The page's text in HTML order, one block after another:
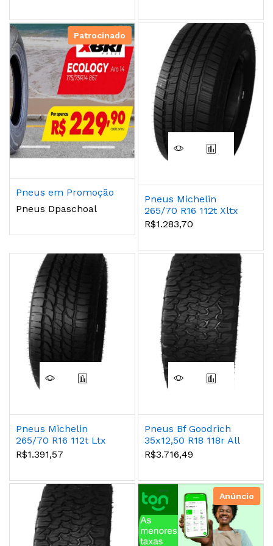
Patrocinado
Pneus em Promoção
Pneus Dpaschoal
Pneus Michelin
265/70 R16 112t Xltx
A/s
R$1.283,70
Pneus Michelin
265/70 R16 112t Ltx
Force Tl/mi
R$1.391,57
Pneus Bf Goodrich
35x12,50 R18 118r All
Terrain T/a Ko2
R$3.716,49
Anúncio